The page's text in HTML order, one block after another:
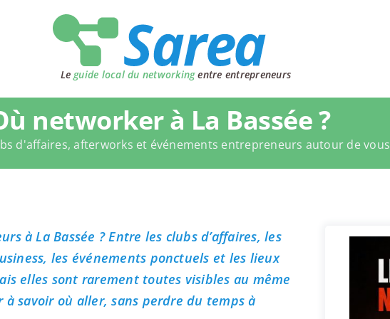
Le guide local du networkingentre entrepreneurs
networker à La Bassée ?
d'affaires, afterworks et événements entrepreneurs autour de vous
à La Bassée ? Entre les clubs d’affaires, les
les événements ponctuels et les lieux
elles sont rarement toutes visibles au même
savoir où aller, sans perdre du temps à